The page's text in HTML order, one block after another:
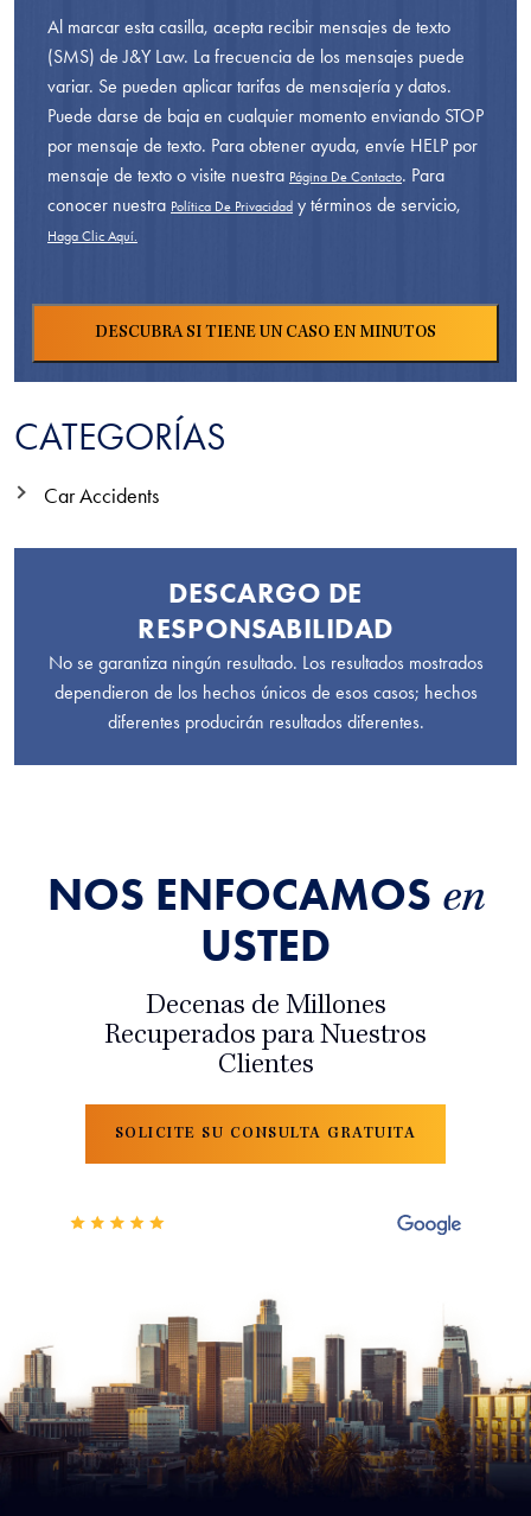
Al marcar esta casilla, acepta recibir mensajes de texto
(SMS) de J&Y Law. La frecuencia de los mensajes puede
variar. Se pueden aplicar tarifas de mensajería y datos.
Puede darse de baja en cualquier momento enviando STOP
por mensaje de texto. Para obtener ayuda, envíe HELP por
mensaje de texto o visite nuestra Página De Contacto. Para
conocer nuestra Política De Privacidad y términos de servicio,
Haga Clic Aquí.
CATEGORÍAS
Car Accidents
DESCARGO DE
RESPONSABILIDAD
No se garantiza ningún resultado. Los resultados mostrados
dependieron de los hechos únicos de esos casos; hechos
diferentes producirán resultados diferentes.
NOS ENFOCAMOS en
USTED
Decenas de Millones
Recuperados para Nuestros
Clientes
SOLICITE SU CONSULTA GRATUITA